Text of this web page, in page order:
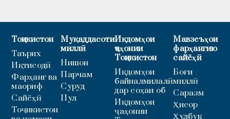
Тоҷикистон
Таърих
Иқтисодӣ
Фарҳанг ва
маориф
Сайёҳӣ
Тоҷикистон
Муқаддасоти
миллӣ
Нишон
Парчам
Суруд
Пул
Иқдомҳои
ҷаҳонии
Тоҷикистон
Иқдомҳои
байналмилалӣ
дар соҳаи об
Иқдомҳои
ҷаҳонии
Мавзеъҳои
фарҳангию
сайёҳӣ
Боғи
миллӣ
Саразм
Ҳисор
Ҳулбук